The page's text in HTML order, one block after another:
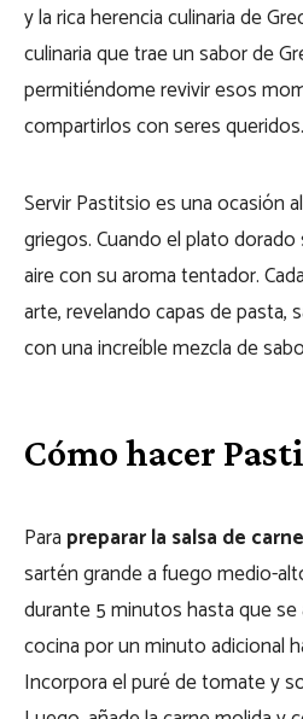
y la rica herencia culinaria de
culinaria que trae un sabor de
permitiéndome revivir esos
compartirlos con seres queridos.
Servir Pastitsio es una ocasión
griegos. Cuando el plato dorado
aire con su aroma tentador.
arte, revelando capas de pasta,
con una increíble mezcla de
Cómo hacer
Para preparar la salsa de carne
sartén grande a fuego medio-
durante 5 minutos hasta que se
cocina por un minuto adicional
Incorpora el puré de tomate y